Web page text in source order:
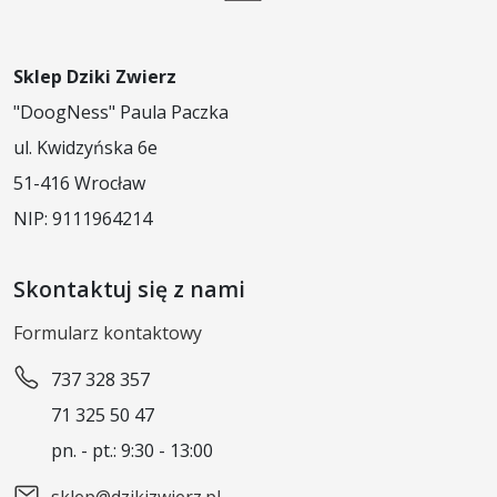
Sklep Dziki Zwierz
"DoogNess" Paula Paczka
ul. Kwidzyńska 6e
51-416 Wrocław
NIP: 9111964214
Skontaktuj się z nami
Formularz kontaktowy
737 328 357
71 325 50 47
pn. - pt.: 9:30 - 13:00